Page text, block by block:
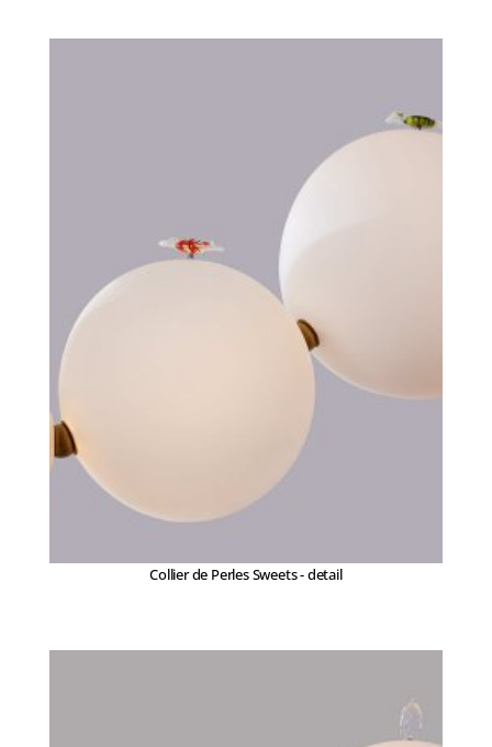
Collier de Perles Sweets - detail